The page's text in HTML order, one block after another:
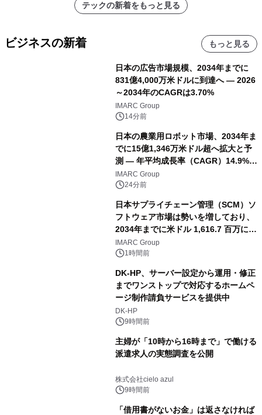
テックの新着をもっと見る
ビジネスの新着 もっと見る
日本の広告市場規模、2034年までに
831億4,000万米ドルに到達へ ― 2026
～2034年のCAGRは3.70%
IMARC Group
14分前
日本の農業用ロボット市場、2034年ま
でに15億1,346万米ドル超へ拡大と予
測 ― 年平均成長率（CAGR）14.9%を
記録
IMARC Group
24分前
日本サプライチェーン管理（SCM）ソ
フトウェア市場は勢いを増しており、
2034年までに米ドル 1,616.7 百万に達
し、CAGR 3.42%で成長すると予測
IMARC Group
1時間前
DK-HP、サーバー設定から運用・修正
までワンストップで対応するホームペ
ージ制作請負サービスを提供中
DK-HP
9時間前
主婦が「10時から16時まで」で働ける
派遣求人の実態調査を公開
株式会社cielo azul
9時間前
「借用書がないお金」は返さなければ